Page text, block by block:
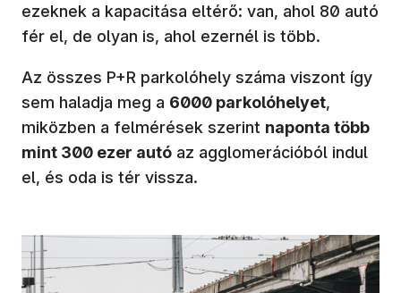
ezeknek a kapacitása eltérő: van, ahol 80 autó
fér el, de olyan is, ahol ezernél is több.
Az összes P+R parkolóhely száma viszont így
sem haladja meg a 6000 parkolóhelyet,
miközben a felmérések szerint naponta több
mint 300 ezer autó az agglomerációból indul
el, és oda is tér vissza.